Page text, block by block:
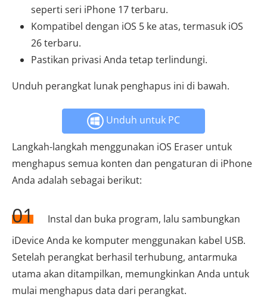
seperti seri iPhone 17 terbaru.
Kompatibel dengan iOS 5 ke atas, termasuk iOS
26 terbaru.
Pastikan privasi Anda tetap terlindungi.
Unduh perangkat lunak penghapus ini di bawah.
Unduh untuk PC
Langkah-langkah menggunakan iOS Eraser untuk
menghapus semua konten dan pengaturan di iPhone
Anda adalah sebagai berikut:
01
Instal dan buka program, lalu sambungkan
iDevice Anda ke komputer menggunakan kabel USB.
Setelah perangkat berhasil terhubung, antarmuka
utama akan ditampilkan, memungkinkan Anda untuk
mulai menghapus data dari perangkat.